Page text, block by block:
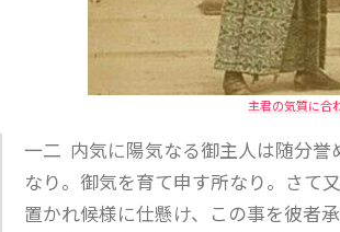
主君の気質に合
一二 内気に陽気なる御主人は随分誉
なり。御気を育て申す所なり。さて
置かれ候様に仕懸け、この事を彼者